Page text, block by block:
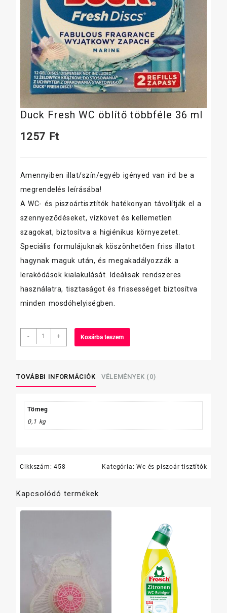
Duck Fresh WC öblítő többféle 36 ml
1257 Ft
Amennyiben illat/szín/egyéb igényed van írd be a
megrendelés leírásába!
A WC- és piszoártisztítók hatékonyan távolítják el a
szennyeződéseket, vízkövet és kellemetlen
szagokat, biztosítva a higiénikus környezetet.
Speciális formulájuknak köszönhetően friss illatot
hagynak maguk után, és megakadályozzák a
lerakódások kialakulását. Ideálisak rendszeres
használatra, tisztaságot és frissességet biztosítva
minden mosdóhelyiségben.
-
Duck
Fresh
többféle
36
mennyiség
+ Kosárba teszem
TOVÁBBI INFORMÁCIÓK VÉLEMÉNYEK (0)
Tömeg
0,1 kg
Cikkszám:458 Kategória:Wc és piszoár tisztítók
Kapcsolódó termékek